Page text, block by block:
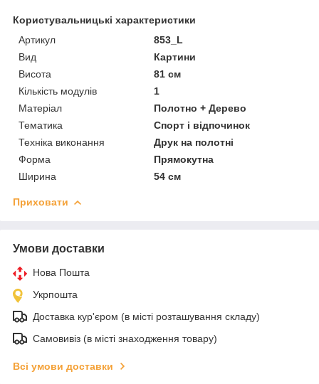
Користувальницькі характеристики
Артикул
853_L
Вид
Картини
Висота
81 см
Кількість модулів
1
Матеріал
Полотно + Дерево
Тематика
Спорт і відпочинок
Техніка виконання
Друк на полотні
Форма
Прямокутна
Ширина
54 см
Приховати
Умови доставки
Нова Пошта
Укрпошта
Доставка кур'єром (в місті розташування складу)
Самовивіз (в місті знаходження товару)
Всі умови доставки